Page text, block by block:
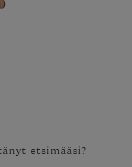
etsimääsi?